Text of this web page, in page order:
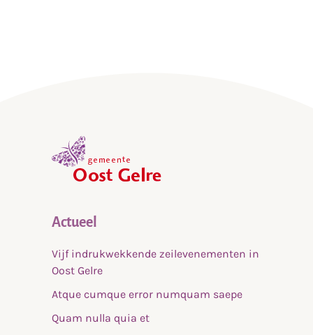
Actueel
Vijf indrukwekkende zeilevenementen in
Oost Gelre
Atque cumque error numquam saepe
Quam nulla quia et